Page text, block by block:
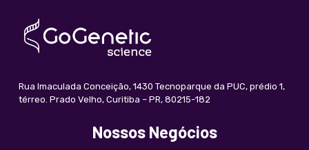
Rua Imaculada Conceição, 1430 Tecnoparque da PUC, prédio 1,
térreo. Prado Velho, Curitiba – PR, 80215-182
Nossos Negócios